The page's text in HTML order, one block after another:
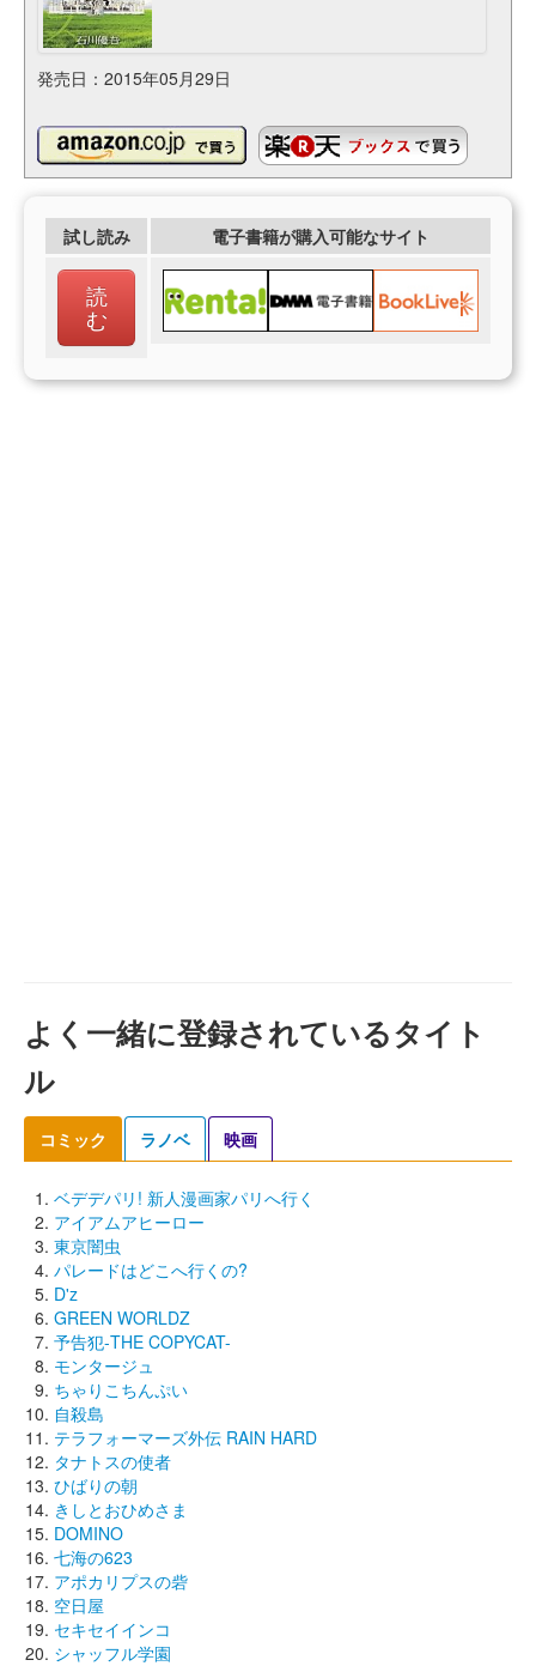
発売日：2015年05月29日
試し読み 電子書籍が購入可能なサイト
読
む
よく一緒に登録されているタイト
ル
コミック ラノベ 映画
ベデデパリ! 新人漫画家パリへ行く
アイアムアヒーロー
東京闇虫
パレードはどこへ行くの?
D'z
GREEN WORLDZ
予告犯-THE COPYCAT-
モンタージュ
ちゃりこちんぷい
自殺島
テラフォーマーズ外伝 RAIN HARD
タナトスの使者
ひばりの朝
きしとおひめさま
DOMINO
七海の623
アポカリプスの砦
空日屋
セキセイインコ
シャッフル学園